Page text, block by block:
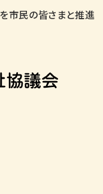
市民の皆さまと推進